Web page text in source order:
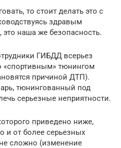
то стоит делать это с
здравым
наша же безопасность.
ГИБДД всерьез
«спортивным» тюнингом
причиной ДТП).
тюнингованный под
серьезные неприятности.
приведено ниже,
и от более серьезных
сложно (изменение